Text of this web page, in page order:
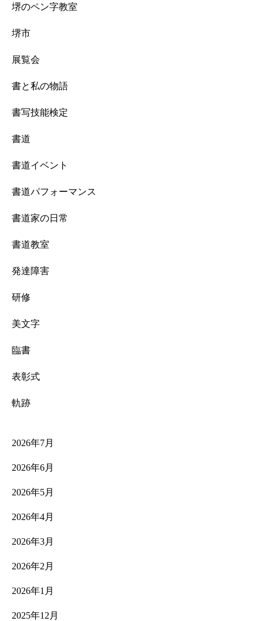
堺のペン字教室
堺市
展覧会
書と私の物語
書写技能検定
書道
書道イベント
書道パフォーマンス
書道家の日常
書道教室
発達障害
研修
美文字
臨書
表彰式
軌跡
2026年7月
2026年6月
2026年5月
2026年4月
2026年3月
2026年2月
2026年1月
2025年12月